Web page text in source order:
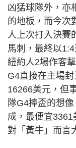
凶猛球隊外， 亦
的地板， 而今次
人上次打入決賽
馬刺，最終以1:4
紐約人2場作客
G4直接在主場封
16266美元， 但
隊G4捧盃的想像
成，最便宜3361
對「黃牛」而言